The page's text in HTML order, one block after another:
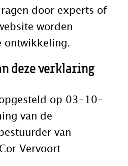
door experts of
worden
ontwikkeling.
deze verklaring
opgesteld op 03-10-
van de
van
Vervoort